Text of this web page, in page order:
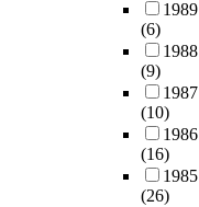
1989
(6)
1988
(9)
1987
(10)
1986
(16)
1985
(26)